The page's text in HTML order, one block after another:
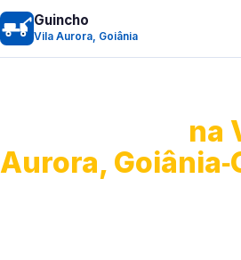
Guincho
Vila Aurora, Goiânia
na
Aurora,